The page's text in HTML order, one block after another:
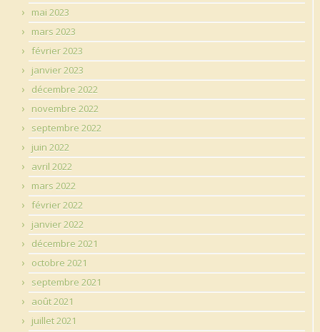
mai 2023
mars 2023
février 2023
janvier 2023
décembre 2022
novembre 2022
septembre 2022
juin 2022
avril 2022
mars 2022
février 2022
janvier 2022
décembre 2021
octobre 2021
septembre 2021
août 2021
juillet 2021